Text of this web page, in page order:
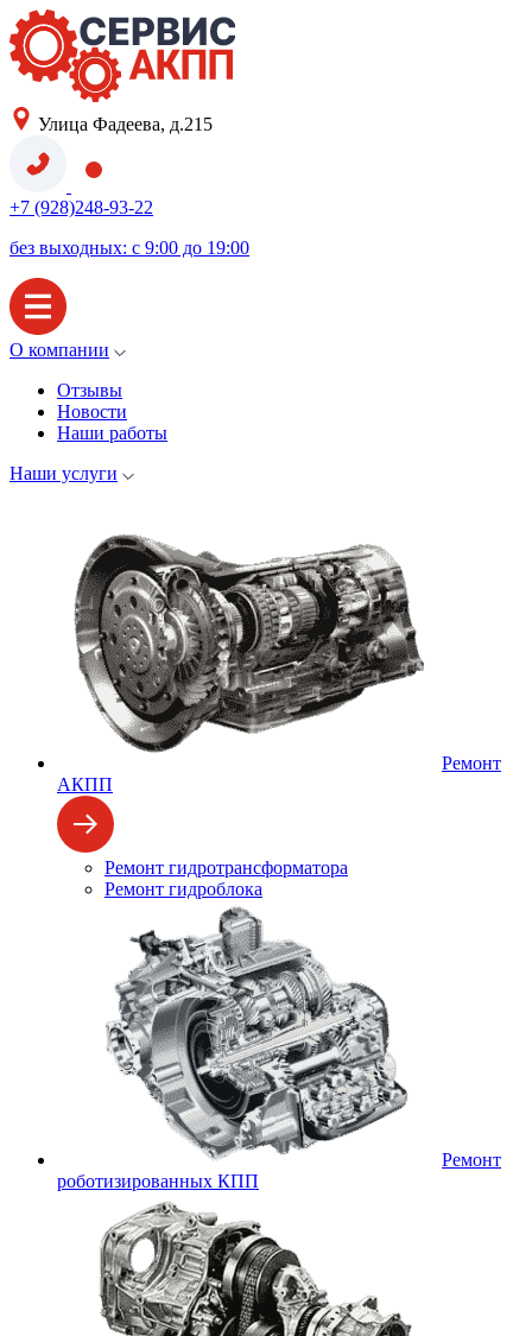
Улица Фадеева, д.215
+7 (928)248-93-22
без выходных: с 9:00 до 19:00
О компании
Отзывы
Новости
Наши работы
Наши услуги
Ремонт
АКПП
Ремонт гидротрансформатора
Ремонт гидроблока
Ремонт
роботизированных КПП